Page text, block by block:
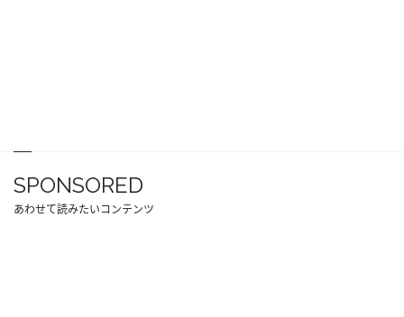
SPONSORED
あわせて読みたいコンテンツ